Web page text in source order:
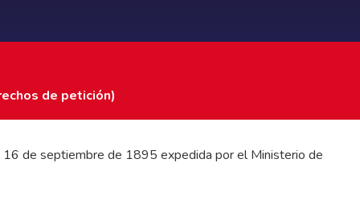
de petición)
16 de septiembre de 1895 expedida por el Ministerio de